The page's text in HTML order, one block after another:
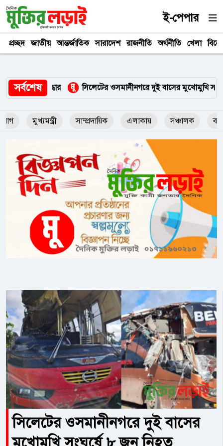
ই-পেপার
প্রচ্ছদ জাতীয় আন্তর্জাতিক সারাদেশ রাজনীতি অর্থনীতি খেলা
সর্বশেষ
ওসমানীনগরে দুই বাসের মুখোমুখি সংঘর্ষে ৮ জন নিহত
মুখ্যমন্ত্রী সাম্প্রদায়িক এলাকায় সঞ্চালক
সিলেটের ওসমানীনগরে দুই বাসের